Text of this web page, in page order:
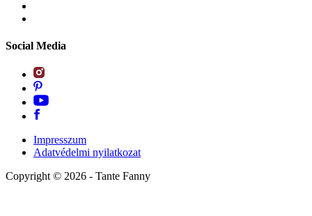
Social Media
Impresszum
Adatvédelmi nyilatkozat
Copyright © 2026 - Tante Fanny